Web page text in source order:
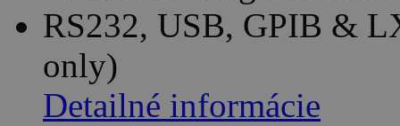
RS232, USB, GPIB &
only)
Detailné informácie